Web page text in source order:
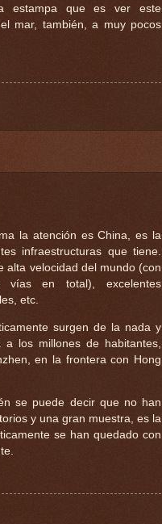
estampa que es ver este
mar, también, a muy pocos
la atención es China, es la
infraestructuras que tiene.
alta velocidad del mundo (con
vías en total), excelentes
etc.
surgen de la nada y
los millones de habitantes,
en la frontera con Hong
se puede decir que no han
y una gran muestra, es la
se han quedado con